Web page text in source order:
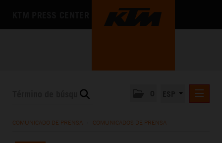
COMUNICADO DE PRENSA COMUNICADOS DE PRENSA